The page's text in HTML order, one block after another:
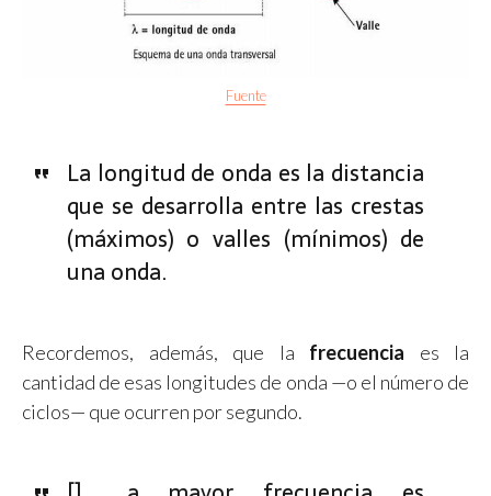
Fuente
La longitud de onda es la distancia
que se desarrolla entre las crestas
(máximos) o valles (mínimos) de
una onda.
Recordemos, además, que la frecuencia es la
cantidad de esas longitudes de onda —o el número de
ciclos— que ocurren por segundo.